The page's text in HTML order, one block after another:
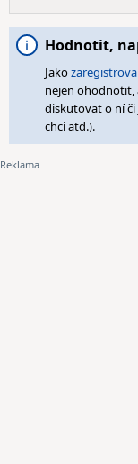
Hodnotit,
Jako
nejen ohodnotit,
diskutovat o ní
chci atd.).